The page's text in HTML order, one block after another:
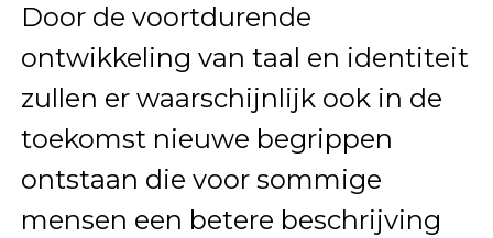
Door de voortdurende
ontwikkeling van taal en identiteit
zullen er waarschijnlijk ook in de
toekomst nieuwe begrippen
ontstaan die voor sommige
mensen een betere beschrijving